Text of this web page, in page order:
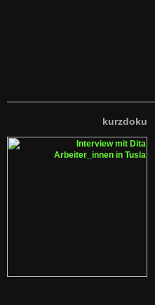
kurzdoku